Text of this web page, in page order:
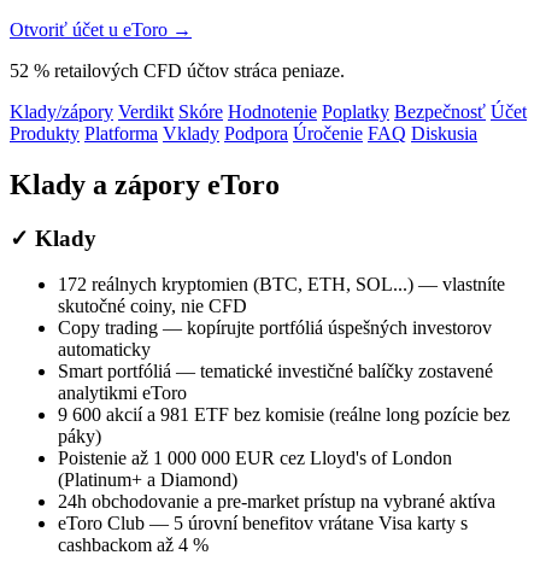
Otvoriť účet u eToro →
52 % retailových CFD účtov stráca peniaze.
Klady/zápory Verdikt Skóre Hodnotenie Poplatky Bezpečnosť Účet
Produkty Platforma Vklady Podpora Úročenie FAQ Diskusia
Klady a zápory eToro
✓ Klady
172 reálnych kryptomien (BTC, ETH, SOL...) — vlastníte
skutočné coiny, nie CFD
Copy trading — kopírujte portfóliá úspešných investorov
automaticky
Smart portfóliá — tematické investičné balíčky zostavené
analytikmi eToro
9 600 akcií a 981 ETF bez komisie (reálne long pozície bez
páky)
Poistenie až 1 000 000 EUR cez Lloyd's of London
(Platinum+ a Diamond)
24h obchodovanie a pre-market prístup na vybrané aktíva
eToro Club — 5 úrovní benefitov vrátane Visa karty s
cashbackom až 4 %